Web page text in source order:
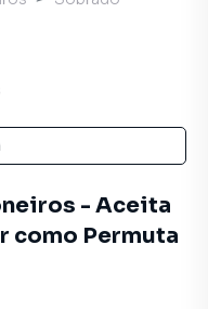
- Aceita
como Permuta